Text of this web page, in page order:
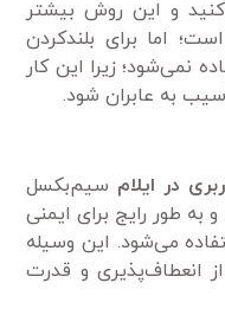
و این روش بیشتر
اما برای بلندکردن
نمی‌شود؛ زیرا این کار
به عابران شود.
در ایلام سیم‌بکسل
طور رایج برای ایمنی
می‌شود. این وسیله
انعطاف‌پذیری و قدرت